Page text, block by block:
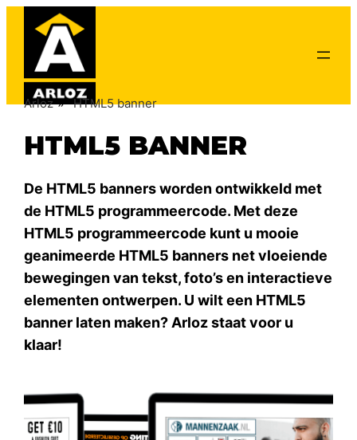
Arloz» HTML5 banner
HTML5 BANNER
De HTML5 banners worden ontwikkeld met
de HTML5 programmeercode. Met deze
HTML5 programmeercode kunt u mooie
geanimeerde HTML5 banners net vloeiende
bewegingen van tekst, foto’s en interactieve
elementen ontwerpen. U wilt een HTML5
banner laten maken? Arloz staat voor u
klaar!